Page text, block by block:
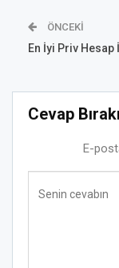
ÖNCEKI
En İyi Priv
Cevap
E-